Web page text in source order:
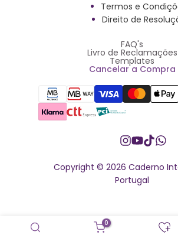
Termos e
Direito de
FAQ's
Livro de Reclamações
Templates
Cancelar a Compra
Instagram
YouTube
TikTok
Copyright © 2026 Caderno
Portugal
0